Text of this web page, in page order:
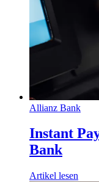
Allianz Bank
Instant
Bank
Artikel lesen